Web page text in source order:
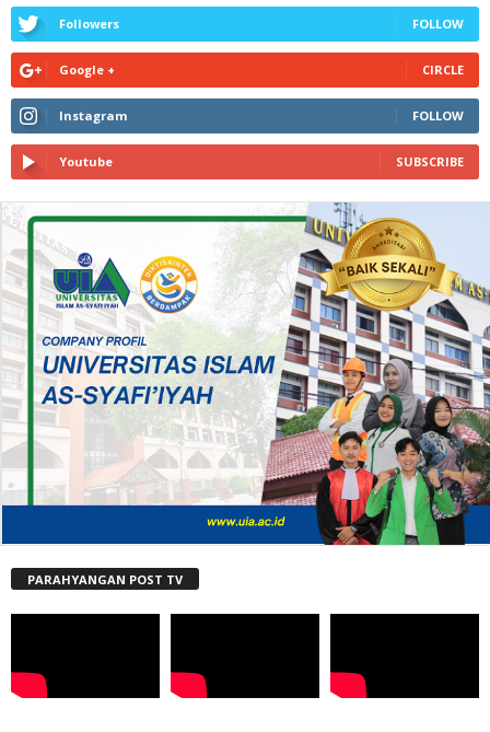
Followers FOLLOW
Google + CIRCLE
Instagram FOLLOW
Youtube SUBSCRIBE
PARAHYANGAN POST TV